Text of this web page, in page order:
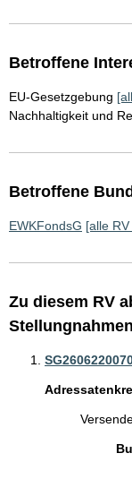
Betroffene
EU-Gesetzgebung
Nachhaltigkeit und
Betroffene
EWKFondsG [alle
Zu diesem RV